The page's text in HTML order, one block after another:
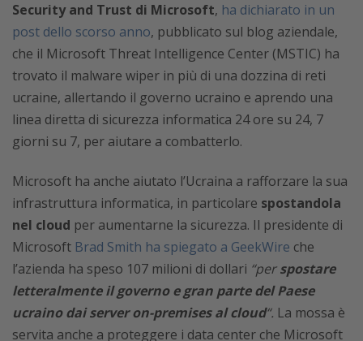
Security and Trust di Microsoft, ha dichiarato in un
post dello scorso anno, pubblicato sul blog aziendale,
che il Microsoft Threat Intelligence Center (MSTIC) ha
trovato il malware wiper in più di una dozzina di reti
ucraine, allertando il governo ucraino e aprendo una
linea diretta di sicurezza informatica 24 ore su 24, 7
giorni su 7, per aiutare a combatterlo.
Microsoft ha anche aiutato l’Ucraina a rafforzare la sua
infrastruttura informatica, in particolare spostandola
nel cloud per aumentarne la sicurezza. Il presidente di
Microsoft Brad Smith ha spiegato a GeekWire che
l’azienda ha speso 107 milioni di dollari “perspostare
letteralmente il governo e gran parte del Paese
ucraino dai server on-premises al cloud“. La mossa è
servita anche a proteggere i data center che Microsoft